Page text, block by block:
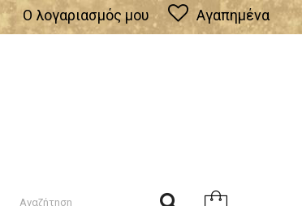
Ο λογαριασμός μου Αγαπημένα